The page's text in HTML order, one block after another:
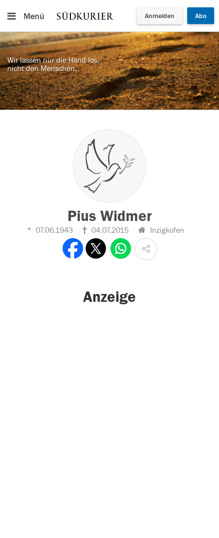
Menü Anmelden Abo
Wir lassen nur die Hand los,
nicht den Menschen.
Pius Widmer
07.06.1943 04.07.2015 Inzigkofen
Anzeige